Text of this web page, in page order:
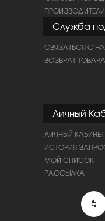
ПРОИЗВОДИТЕЛИ
Служба
СВЯЗАТЬСЯ С
ВОЗВРАТ ТОВАРА
Личный
ЛИЧНЫЙ КАБИНЕТ
ИСТОРИЯ
МОЙ СПИСОК
РАССЫЛКА